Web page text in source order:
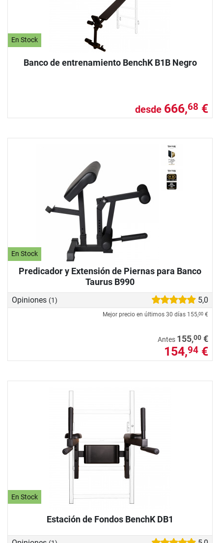
En Stock
Banco de entrenamiento BenchK B1B Negro
desde 666,68 €
En Stock
Predicador y Extensión de Piernas para Banco
Taurus B990
Opiniones (1) 5,0
Mejor precio en últimos 30 días 155,00 €
Antes 155,00 €
154,94 €
En Stock
Estación de Fondos BenchK DB1